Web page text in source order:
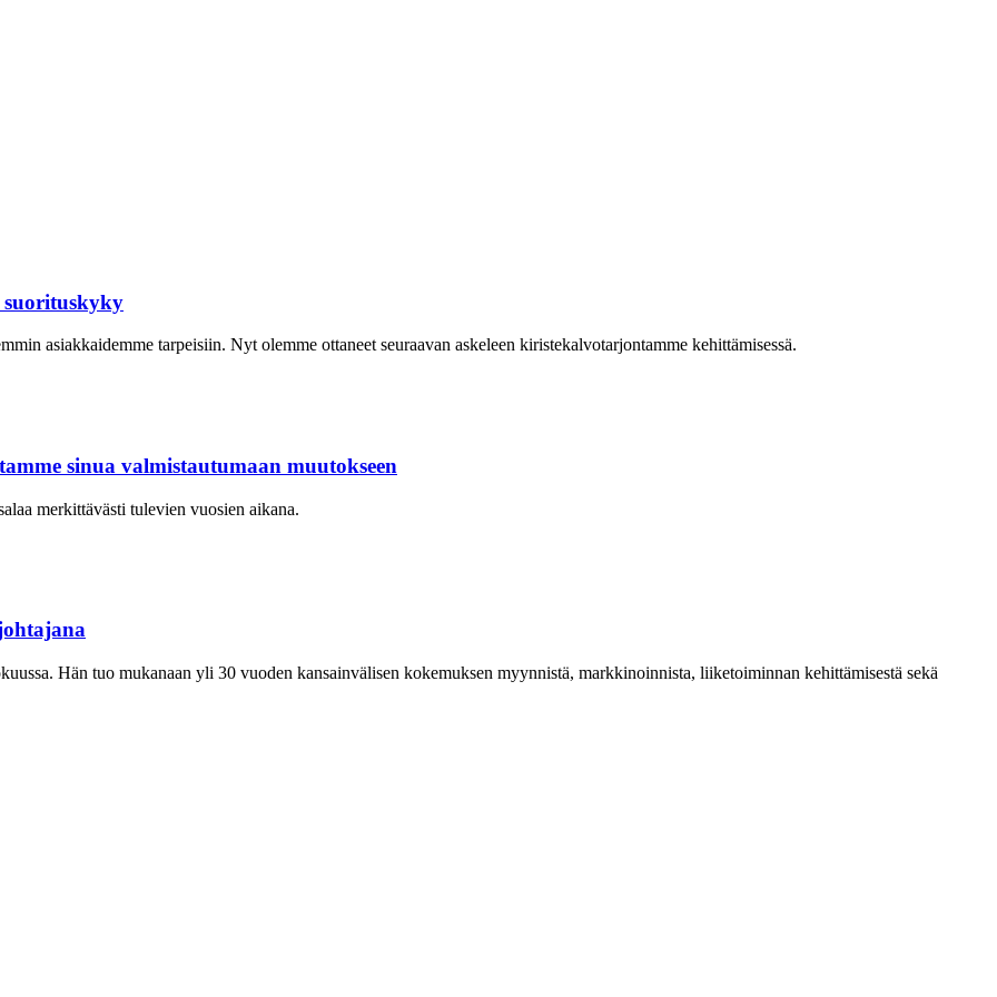
suorituskyky
asiakkaidemme tarpeisiin. Nyt olemme ottaneet seuraavan askeleen kiristekalvotarjontamme kehittämisessä.
sinua valmistautumaan muutokseen
merkittävästi tulevien vuosien aikana.
Hän tuo mukanaan yli 30 vuoden kansainvälisen kokemuksen myynnistä, markkinoinnista, liiketoiminnan kehittämisestä sekä